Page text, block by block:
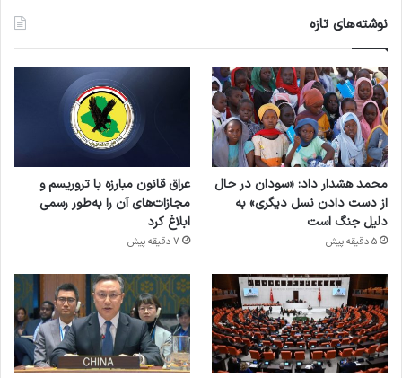
نوشته‌های تازه
محمد هشدار داد: «سودان در حال
از دست دادن نسل دیگری» به
دلیل جنگ است
5 دقیقه پیش
عراق قانون مبارزه با تروریسم و
مجازات‌های آن را به‌طور رسمی
ابلاغ کرد
7 دقیقه پیش